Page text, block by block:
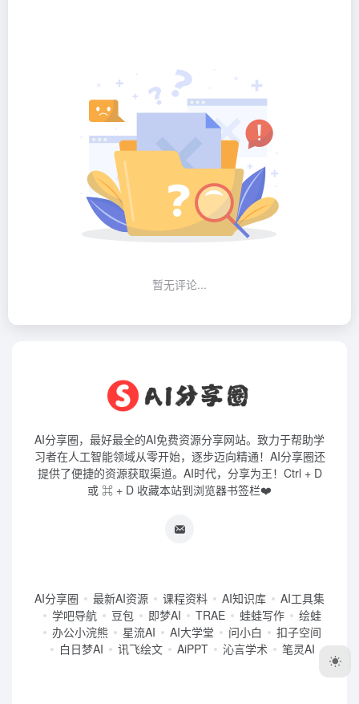
暂无评论...
AI分享圈，最好最全的AI免费资源分享网站。致力于帮助学
习者在人工智能领域从零开始，逐步迈向精通！AI分享圈还
提供了便捷的资源获取渠道。AI时代，分享为王！Ctrl + D
或 ⌘ + D 收藏本站到浏览器书签栏❤️
AI分享圈 最新AI资源 课程资料 AI知识库
AI工具集
学吧导航
豆包 即梦AI TRAE 蛙蛙写作
绘蛙
办公小浣熊
星流AI AI大学堂 问小白
扣子空间
白日梦AI
讯飞绘文 AiPPT 沁言学术 笔灵AI